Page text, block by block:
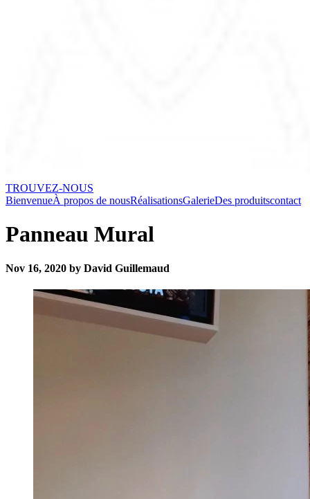
TROUVEZ-NOUS
BienvenueÀ propos de nousRéalisationsGalerieDes produitscontact
Panneau Mural
Nov 16, 2020 by David Guillemaud